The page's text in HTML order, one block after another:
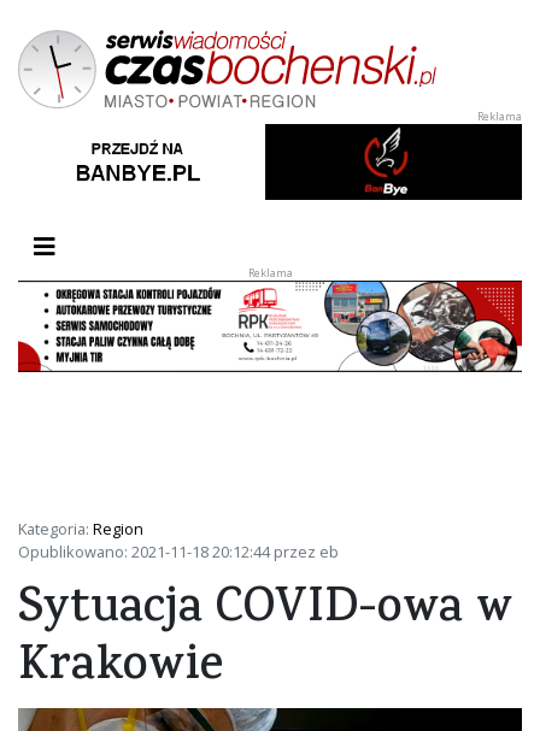
Przełącz nawigację
Kategoria: Region
Opublikowano: 2021-11-18 20:12:44 przez eb
Sytuacja COVID-owa w
Krakowie